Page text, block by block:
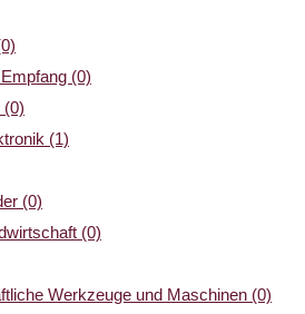
(0)
(0)
(1)
(0)
(0)
Werkzeuge und Maschinen (0)